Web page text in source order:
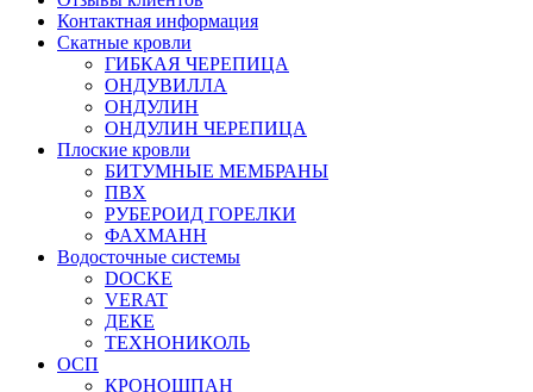
Контактная информация
Скатные кровли
ГИБКАЯ ЧЕРЕПИЦА
ОНДУВИЛЛА
ОНДУЛИН
ОНДУЛИН ЧЕРЕПИЦА
Плоские кровли
БИТУМНЫЕ МЕМБРАНЫ
ПВХ
РУБЕРОИД ГОРЕЛКИ
ФАХМАНН
Водосточные системы
DOCKE
VERAT
ДЕКЕ
ТЕХНОНИКОЛЬ
ОСП
КРОНОШПАН